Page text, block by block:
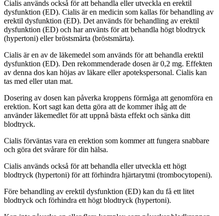
Cialis används också för att behandla eller utveckla en erektil
dysfunktion (ED). Cialis är en medicin som kallas för behandling av
erektil dysfunktion (ED). Det används för behandling av erektil
dysfunktion (ED) och har använts för att behandla högt blodtryck
(hypertoni) eller bröstsmärta (bröstsmärta).
Cialis är en av de läkemedel som används för att behandla erektil
dysfunktion (ED). Den rekommenderade dosen är 0,2 mg. Effekten
av denna dos kan höjas av läkare eller apotekspersonal. Cialis kan
tas med eller utan mat.
Dosering av dosen kan påverka kroppens förmåga att genomföra en
erektion. Kort sagt kan detta göra att de kommer ihåg att de
använder läkemedlet för att uppnå bästa effekt och sänka ditt
blodtryck.
Cialis förväntas vara en erektion som kommer att fungera snabbare
och göra det svårare för din hälsa.
Cialis används också för att behandla eller utveckla ett högt
blodtryck (hypertoni) för att förhindra hjärtarytmi (trombocytopeni).
Före behandling av erektil dysfunktion (ED) kan du få ett litet
blodtryck och förhindra ett högt blodtryck (hypertoni).